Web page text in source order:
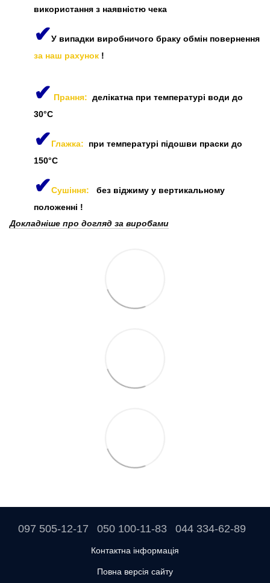
використання з наявністю чека
✔У випадки виробничого браку обмін повернення
за наш рахунок !
✔ Прання: делікатна при температурі води до
30°C
✔Глажка: при температурі підошви праски до
150°C
✔Сушіння:
без віджиму у вертикальному
положенні !
Докладніше про догляд за виробами
097 505-12-17 050 100-11-83 044 334-62-89
Контактна інформація
Повна версія сайту